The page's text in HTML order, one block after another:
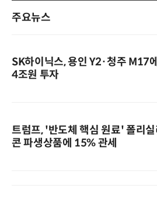
주요뉴스
SK하이닉스, 용인 Y2·청주 M17
4조원 투자
트럼프, '반도체 핵심 원료' 폴리실
콘 파생상품에 15% 관세